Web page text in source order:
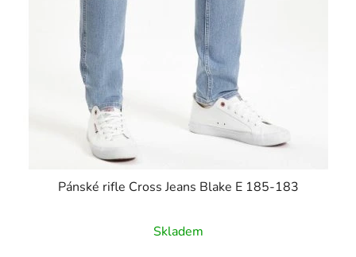
Pánské rifle Cross Jeans Blake E 185-183
Skladem